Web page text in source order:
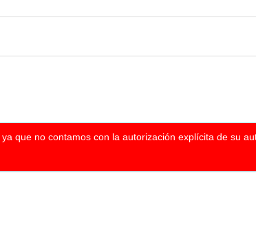
que no contamos con la autorización explícita de su